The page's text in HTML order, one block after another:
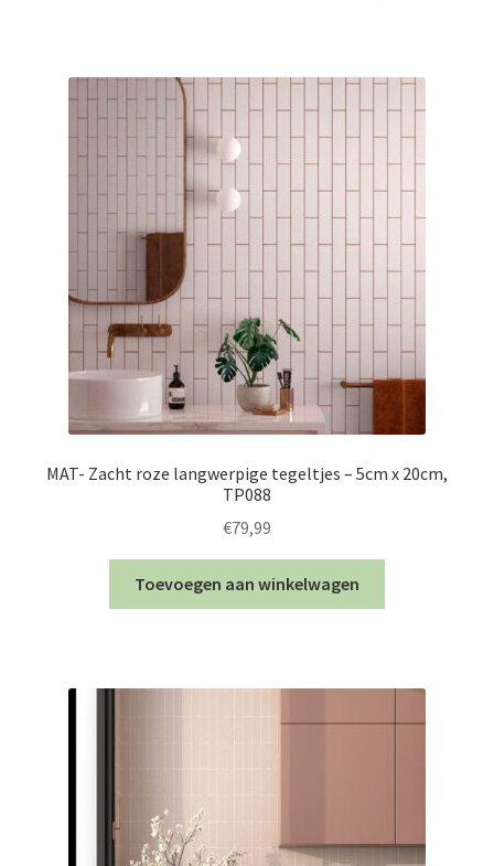
MAT- Zacht roze langwerpige tegeltjes – 5cm x 20cm,
TP088
€79,99
Toevoegen aan winkelwagen